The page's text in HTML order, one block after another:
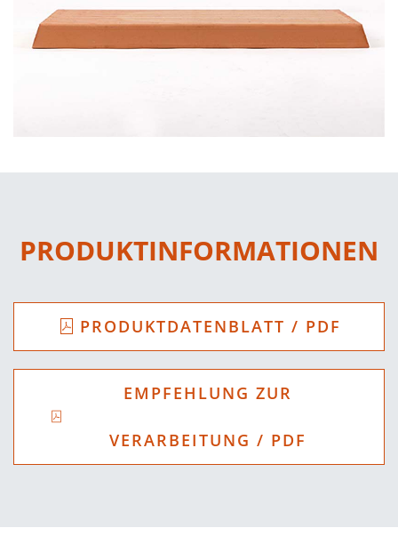
PRODUKTINFORMATIONEN
PRODUKTDATENBLATT / PDF
EMPFEHLUNG ZUR
VERARBEITUNG / PDF